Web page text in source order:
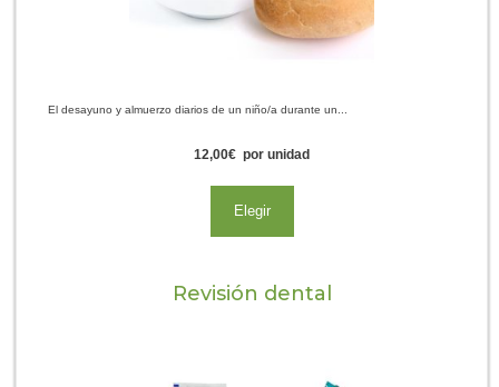
El desayuno y almuerzo diarios de un niño/a durante un...
12,00€ por unidad
Elegir
Revisión dental